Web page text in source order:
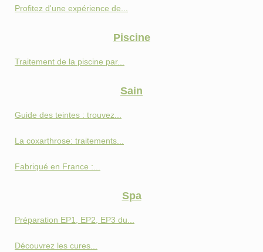
Profitez d'une expérience de...
Piscine
Traitement de la piscine par...
Sain
Guide des teintes : trouvez...
La coxarthrose: traitements...
Fabriqué en France :...
Spa
Préparation EP1, EP2, EP3 du...
Découvrez les cures...